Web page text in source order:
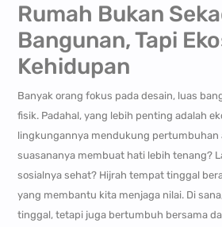
Rumah Bukan
Bangunan, Tapi
Kehidupan
Banyak orang fokus pada desain, luas
fisik. Padahal, yang lebih penting adalah
lingkungannya mendukung pertumbuhan
suasananya membuat hati lebih tenang?
sosialnya sehat? Hijrah tempat tinggal
yang membantu kita menjaga nilai. Di
tinggal, tetapi juga bertumbuh bersama